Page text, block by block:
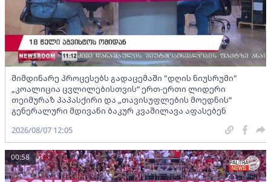
მიმდინარე პროცესებს გადაცემაში "დღის ნიუსრუმი"
„კოალიცია ცვლილებისთვის“ ერთ-ერთი ლიდერი
თეიმურაზ პაპასქირი და „თავისუფლების მოედნის“
გენერალური მდივანი ბაკურ კვაშილავა აფასებენ
2026/08/07 12:05
00:58